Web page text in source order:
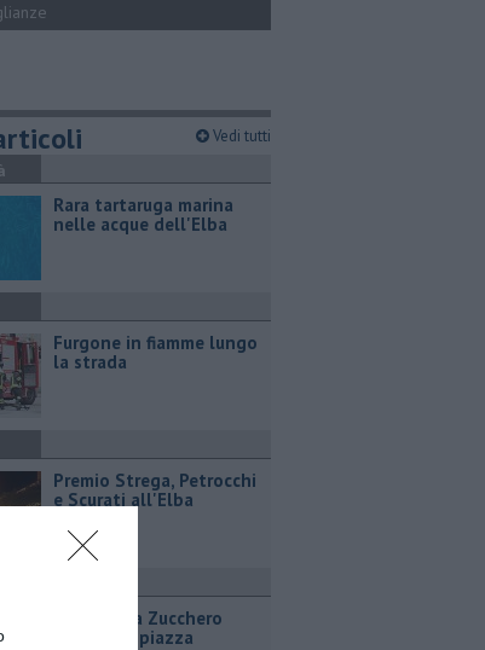
Vedi tutti
Rara tartaruga marina
nelle acque dell'Elba
Furgone in fiamme lungo
la strada
Premio Strega, Petrocchi
e Scurati all'Elba
Il tributo a Zucchero
riempie la piazza